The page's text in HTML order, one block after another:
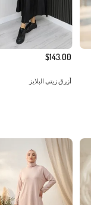
$143.00
أزرق زيتي البلايز